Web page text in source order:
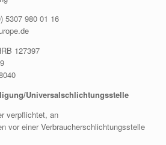
5307 980 01 16
127397
Universalschlichtungsstelle
verpflichtet, an
vor einer Verbraucherschlichtungsstelle